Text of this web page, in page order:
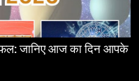
जानिए आज का दिन आपके